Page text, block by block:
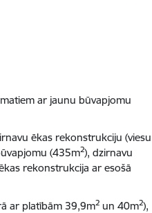
ar jaunu būvapjomu
ēkas rekonstrukciju (viesu
(435m2), dzirnavu
rekonstrukcija ar esošā
ar platībām 39,9m2 un 40m2),